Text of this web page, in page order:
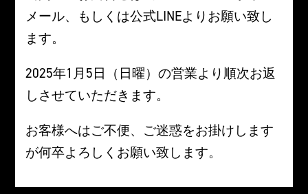
メール、もしくは公式LINEよりお願い致し
ます。
2025年1月5日（日曜）の営業より順次お返
しさせていただきます。
お客様へはご不便、ご迷惑をお掛けします
が何卒よろしくお願い致します。